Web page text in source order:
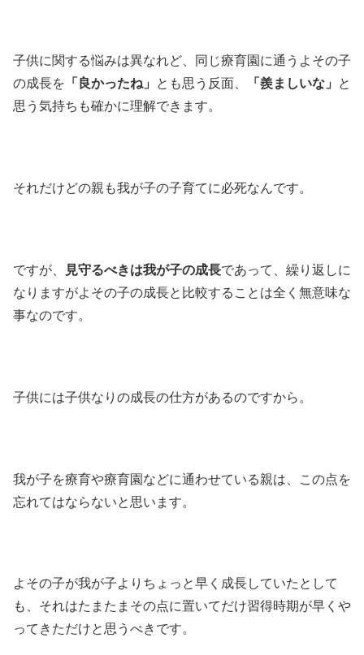
子供に関する悩みは異なれど、同じ療育園に通うよその子
の成長を 「良かったね」 とも思う反面、 「羨ましいな」
と
思う気持ちも確かに理解できます。
それだけどの親も我が子の子育てに必死なんです。
ですが、 見守るべきは我が子の成長であって、繰り返しに
なりますがよその子の成長と比較することは全く無意味な
事なのです。
子供には子供なりの成長の仕方があるのですから。
我が子を療育や療育園などに通わせている親は、この点を
忘れてはならないと思います。
よその子が我が子よりちょっと早く成長していたとして
も、それはたまたまその点に置いてだけ習得時期が早くや
ってきただけと思うべきです。